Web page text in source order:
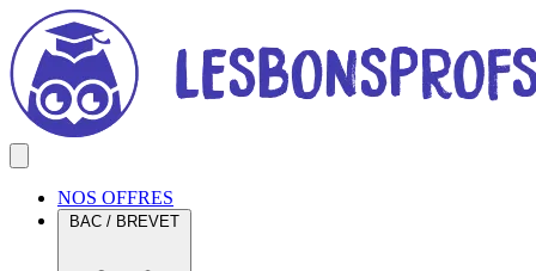
NOS OFFRES
BAC / BREVET